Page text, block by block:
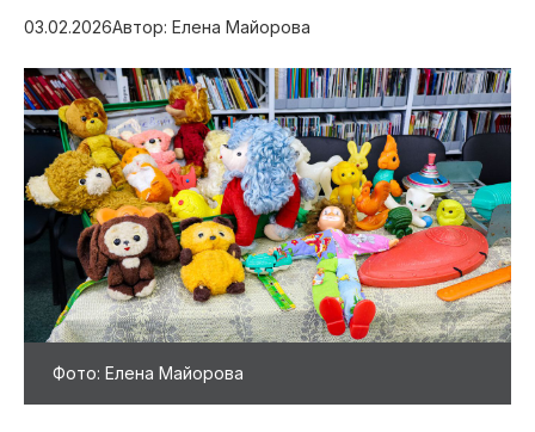
03.02.2026Автор: Елена Майорова
Фото: Елена Майорова